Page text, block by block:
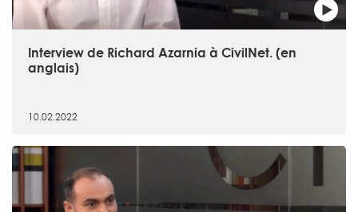
Interview de Richard Azarnia à CivilNet. (en
anglais)
10.02.2022